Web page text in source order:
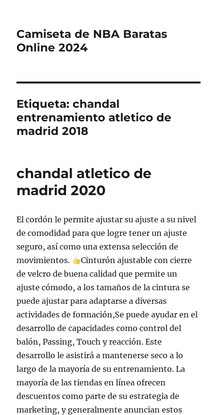
Camiseta de NBA Baratas
Online 2024
Etiqueta:chandal
entrenamiento atletico de
madrid 2018
chandal atletico de
madrid 2020
El cordón le permite ajustar su ajuste a su nivel
de comodidad para que logre tener un ajuste
seguro, así como una extensa selección de
movimientos.
Cinturón ajustable con cierre
de velcro de buena calidad que permite un
ajuste cómodo, a los tamaños de la cintura se
puede ajustar para adaptarse a diversas
actividades de formación,Se puede ayudar en el
desarrollo de capacidades como control del
balón, Passing, Touch y reacción. Este
desarrollo le asistirá a mantenerse seco a lo
largo de la mayoría de su entrenamiento. La
mayoría de las tiendas en línea ofrecen
descuentos como parte de su estrategia de
marketing, y generalmente anuncian estos